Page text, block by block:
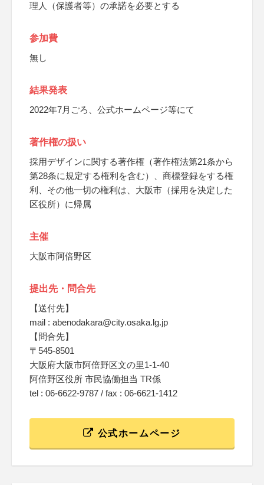
理人（保護者等）の承諾を必要とする
参加費
無し
結果発表
2022年7月ごろ、公式ホームページ等にて
著作権の扱い
採用デザインに関する著作権（著作権法第21条から
第28条に規定する権利を含む）、商標登録をする権
利、その他一切の権利は、大阪市（採用を決定した
区役所）に帰属
主催
大阪市阿倍野区
提出先・問合先
【送付先】
mail : abenodakara@city.osaka.lg.jp
【問合先】
〒545-8501
大阪府大阪市阿倍野区文の里1-1-40
阿倍野区役所 市民協働担当 TR係
tel : 06-6622-9787 / fax : 06-6621-1412
公式ホームページ